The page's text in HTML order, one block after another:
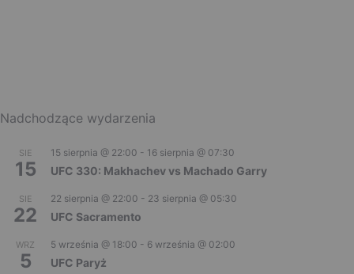
Nadchodzące wydarzenia
SIE
15
15 sierpnia @ 22:00 - 16 sierpnia @ 07:30
UFC 330: Makhachev vs Machado Garry
SIE
22
22 sierpnia @ 22:00 - 23 sierpnia @ 05:30
UFC Sacramento
WRZ
5
5 września @ 18:00 - 6 września @ 02:00
UFC Paryż